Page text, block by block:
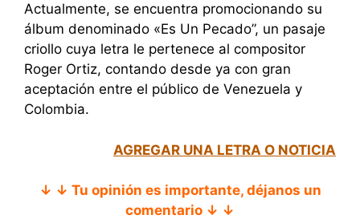
Actualmente, se encuentra promocionando su
álbum denominado «Es Un Pecado”, un pasaje
criollo cuya letra le pertenece al compositor
Roger Ortiz, contando desde ya con gran
aceptación entre el público de Venezuela y
Colombia.
AGREGAR UNA LETRA O NOTICIA
↓ ↓ Tu opinión es importante, déjanos un
comentario ↓ ↓